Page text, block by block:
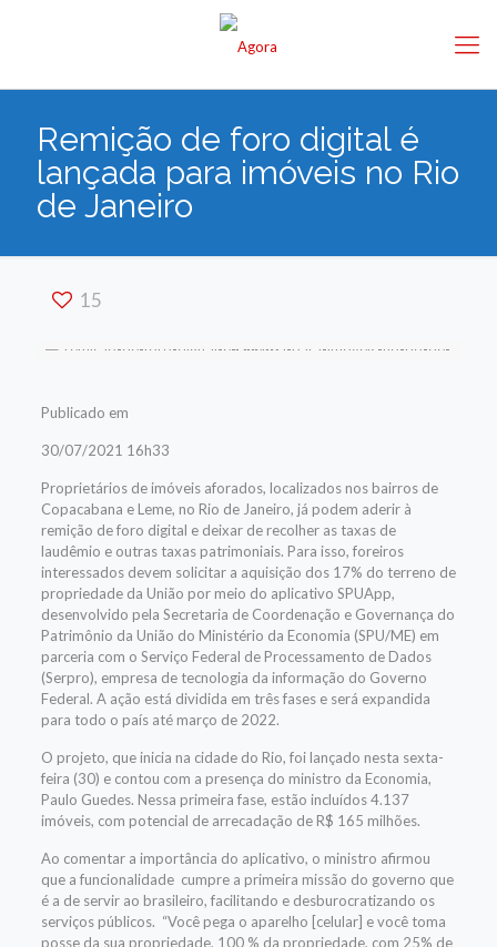
Remição de foro digital é
lançada para imóveis no Rio
de Janeiro
15
Publicado em
30/07/2021 16h33
Proprietários de imóveis aforados, localizados nos bairros de
Copacabana e Leme, no Rio de Janeiro, já podem aderir à
remição de foro digital e deixar de recolher as taxas de
laudêmio e outras taxas patrimoniais. Para isso, foreiros
interessados devem solicitar a aquisição dos 17% do terreno de
propriedade da União por meio do aplicativo SPUApp,
desenvolvido pela Secretaria de Coordenação e Governança do
Patrimônio da União do Ministério da Economia (SPU/ME) em
parceria com o Serviço Federal de Processamento de Dados
(Serpro), empresa de tecnologia da informação do Governo
Federal. A ação está dividida em três fases e será expandida
para todo o país até março de 2022.
O projeto, que inicia na cidade do Rio, foi lançado nesta sexta-
feira (30) e contou com a presença do ministro da Economia,
Paulo Guedes. Nessa primeira fase, estão incluídos 4.137
imóveis, com potencial de arrecadação de R$ 165 milhões.
Ao comentar a importância do aplicativo, o ministro afirmou
que a funcionalidade cumpre a primeira missão do governo que
é a de servir ao brasileiro, facilitando e desburocratizando os
serviços públicos. “Você pega o aparelho [celular] e você toma
posse da sua propriedade, 100 % da propriedade, com 25% de